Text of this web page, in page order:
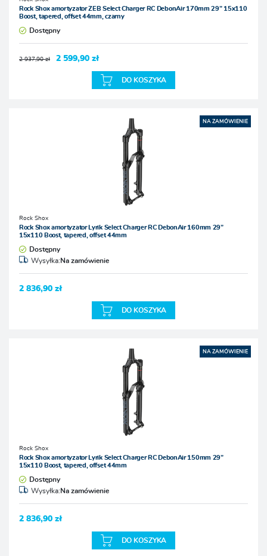
Rock Shox amortyzator ZEB Select Charger RC DebonAir 170mm 29” 15x110
Boost, tapered, offset 44mm, czarny
Dostępny
2 937,90 zł 2 599,90 zł
DO KOSZYKA
NA ZAMÓWIENIE
Rock Shox
Rock Shox amortyzator Lyrik Select Charger RC DebonAir 160mm 29”
15x110 Boost, tapered, offset 44mm
Dostępny
Wysyłka:Na zamówienie
2 836,90 zł
DO KOSZYKA
NA ZAMÓWIENIE
Rock Shox
Rock Shox amortyzator Lyrik Select Charger RC DebonAir 150mm 29”
15x110 Boost, tapered, offset 44mm
Dostępny
Wysyłka:Na zamówienie
2 836,90 zł
DO KOSZYKA